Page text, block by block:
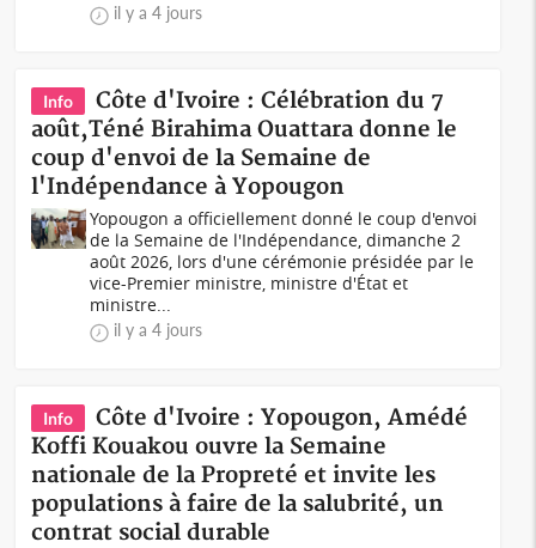
il y a 4 jours
Info
Côte d'Ivoire : Célébration du 7
août,Téné Birahima Ouattara donne le
coup d'envoi de la Semaine de
l'Indépendance à Yopougon
Yopougon a officiellement donné le coup d'envoi
de la Semaine de l'Indépendance, dimanche 2
août 2026, lors d'une cérémonie présidée par le
vice-Premier ministre, ministre d'État et
ministre...
il y a 4 jours
Info
Côte d'Ivoire : Yopougon, Amédé
Koffi Kouakou ouvre la Semaine
nationale de la Propreté et invite les
populations à faire de la salubrité, un
contrat social durable